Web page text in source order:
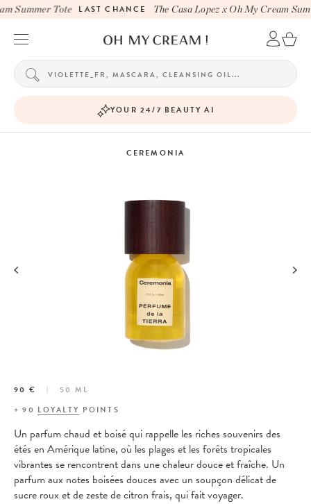
Summer Tote LAST CHANCE The Casa Lopez x Oh My Cream
YOUR 24/7 BEAUTY AI
CEREMONIA
90 €
50 ML
+90 LOYALTY POINTS
Un parfum chaud et boisé qui rappelle les riches souvenirs des
étés en Amérique latine, où les plages et les forêts tropicales
vibrantes se rencontrent dans une chaleur douce et fraîche. Un
parfum aux notes boisées douces avec un soupçon délicat de
sucre roux et de zeste de citron frais, qui fait voyager.